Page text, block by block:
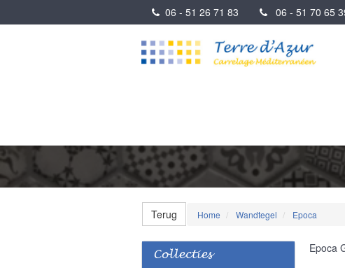
06 - 51 26 71 83 06 - 51 70 65
Terug Home Wandtegel Epoca
Collecties
Epoca